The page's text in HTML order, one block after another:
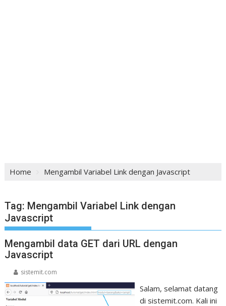
Home Mengambil Variabel Link dengan Javascript
Tag: Mengambil Variabel Link dengan
Javascript
Mengambil data GET dari URL dengan
Javascript
sistemit.com
Salam, selamat datang
di sistemit.com. Kali ini